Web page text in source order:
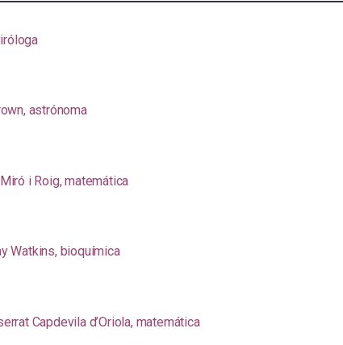
astrónoma
i Roig, matemática
Watkins, bioquímica
Capdevila d’Oriola, matemática